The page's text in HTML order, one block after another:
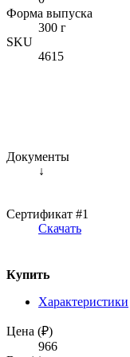
Форма выпуска
300 г
SKU
4615
Документы
↓
Сертификат #1
Скачать
Купить
Характеристики
Цена (₽)
966